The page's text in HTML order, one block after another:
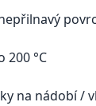
200 °C
na nádobí /